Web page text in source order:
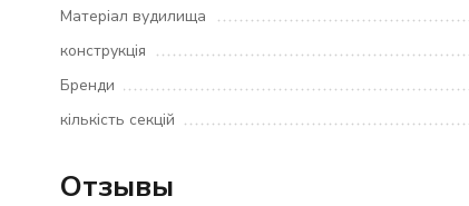
Матеріал вудилища
конструкція
Бренди
кількість секцій
Отзывы